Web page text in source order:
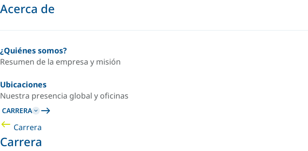
Acerca de
¿Quiénes somos?
Resumen de la empresa y misión
Ubicaciones
Nuestra presencia global y oficinas
CARRERA
Carrera
Carrera